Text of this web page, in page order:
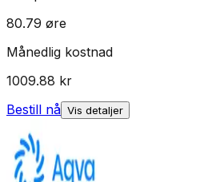
80.79 øre
Månedlig kostnad
1009.88 kr
Bestill nå Vis detaljer